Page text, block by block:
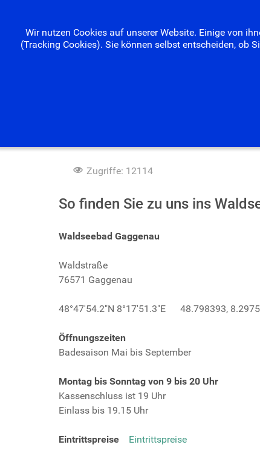
Zugriffe: 12114
So finden Sie zu uns ins
Waldseebad Gaggenau
Waldstraße
76571 Gaggenau
48°47'54.2"N 8°17'51.3"E 48.798393,
Öffnungszeiten
Badesaison Mai bis September
Montag bis Sonntag von 9 bis 20 Uhr
Kassenschluss ist 19 Uhr
Einlass bis 19.15 Uhr
Eintrittspreise Eintrittspreise
Wir nutzen Cookies auf unserer Website. Einige von
(Tracking Cookies). Sie können selbst entscheiden, ob